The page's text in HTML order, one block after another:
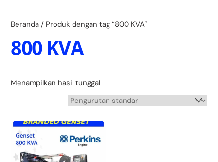
content
Beranda / Produk dengan tag “800 KVA”
800 KVA
Menampilkan hasil tunggal
Top